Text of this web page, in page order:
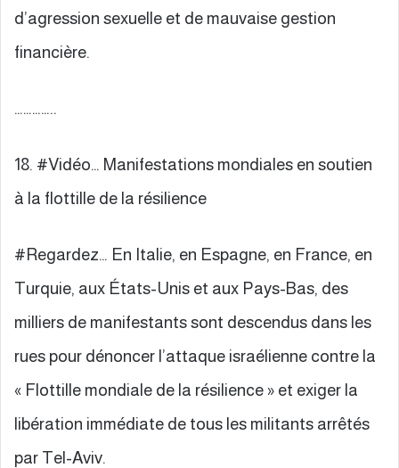
d’agression sexuelle et de mauvaise gestion
financière.
…………..
18. #Vidéo… Manifestations mondiales en soutien
à la flottille de la résilience
#Regardez… En Italie, en Espagne, en France, en
Turquie, aux États-Unis et aux Pays-Bas, des
milliers de manifestants sont descendus dans les
rues pour dénoncer l’attaque israélienne contre la
« Flottille mondiale de la résilience » et exiger la
libération immédiate de tous les militants arrêtés
par Tel-Aviv.